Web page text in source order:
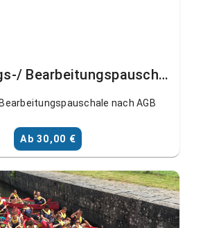
Umbuchungs-/ Bearbeitungspauschale
nach AGB
Ab 30,00 €